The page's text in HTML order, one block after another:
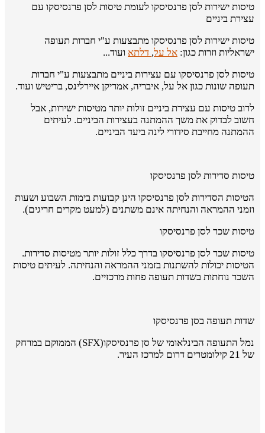
טיסות ישירות לסן פרנסיסקו לעומת טיסות לסן פרנסיסקו עם
עצירת ביניים
טיסות ישירות לסן פרנסיסקו מתבצעות ע"י חברות תעופה
ישראליות וזרות כגון: אל על, דלתא ועוד...
טיסות לסן פרנסיסקו עם עצירות ביניים מתבצעות ע"י חברות
תעופה שונות כגון אל על, איבריה, אמריקן איירלינס, בריטיש ועוד.
לרוב טיסות עם עצירת ביניים זולות יותר מטיסות ישירות, אבל
חשוב לבדוק את משך ההמתנה בעצירות הביניים. לעיתים
ההמתנה מחייבת סידורי לינה ביעד הביניים.
טיסות סדירות לסן פרנסיסקו
הטיסות הסדירות לסן פרנסיסקו הינן קבועות בימות השבוע ושעות
וזמני ההמראה והנחיתה אינם משתנים (למעט מקרים חריגים).
טיסות שכר לסן פרנסיסקו
טיסות שכר לסן פרנסיסקו בדרך כלל זולות יותר מטיסות סדירות.
הטיסות יכולות להשתנות בזמני ההמראה והנחיתה. לעיתים טיסות
השכר נוחתות בשדות תעופה פחות מרכזיים.
שדות תעופה בסן פרנסיסקו
נמל התעופה הבינלאומי של סן פרנסיסקו(SFX) הממוקם במרחק
של 21 קילומטרים דרום למרכז העיר.